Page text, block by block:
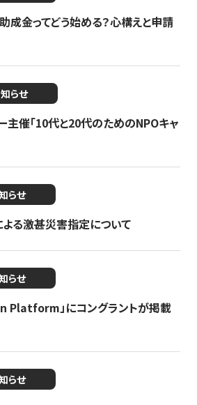
成金ってどう始める？心構えと申請
らせ
主催「10代と20代のためのNPOキャ
らせ
る激甚災害指定について
らせ
Platform」にコングラントが掲載
らせ